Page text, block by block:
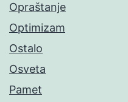
Opraštanje
Optimizam
Ostalo
Osveta
Pamet